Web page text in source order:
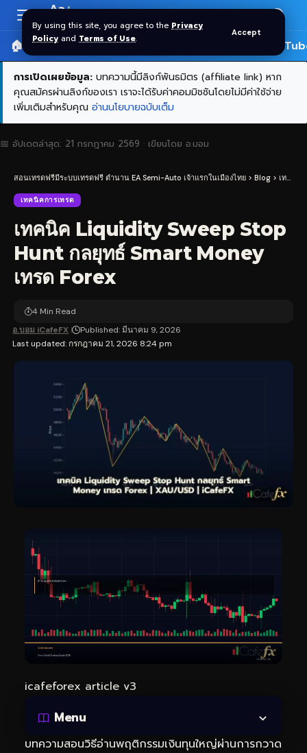
By using this site, you agree to the Privacy
Policy and Terms of Use.
Accept
Resizer
Aa
🏠 หน้าแรก ราคาทอง SPDR 🎬
การเปิดเผยข้อมูล: บทความนี้มีลิงก์พันธมิตร (affiliate link) หาก
คุณสมัครผ่านลิงก์ของเรา เราจะได้รับค่าคอมมิชชันโดยไม่มีค่าใช้จ่าย
เพิ่มเติมสำหรับคุณ อ่านนโยบายฉบับเต็ม
📅 อัปเดตล่าสุด: 21 กรกฎาคม 2569 · เขียนโดย อ.บอม
สอนเทรดฟรีมีระบบเทรดฟรี ตำนาน EA Semi-Auto เจ้าแรกในเมืองไทย > Blog > เทคนิคการเทรด
เทคนิคการเทรด
เทคนิค Liquidity Sweep Stop
Hunt กลยุทธ์ Smart Money
เทรด Forex
Last updated: กรกฎาคม 21, 2026 8:24 pm
อ.บอม iCafeFX Published: มีนาคม 9, 2026
4 Min Read
icafeforex article v3
Menu
บทความสอนวิธีอ่านพฤติกรรมเงินทุนใหญ่ผ่านการกวาด